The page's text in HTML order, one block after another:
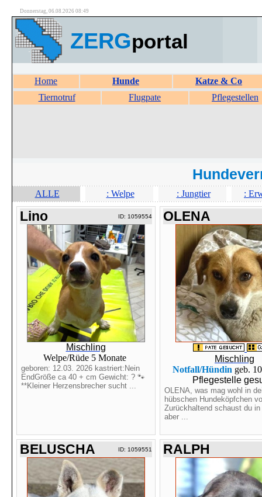
Donnerstag, 06.08.2026 08:49
ZERGportal
Home Hunde
Katze & Co
Tiernotruf
Flugpate Pflegestellen
ALLE : Welpe : Jungtier :
Lino ID: 1059554
Mischling
Welpe/Rüde 5 Monate
geboren: 12.03. 2026 kastriert:Nein
EndGröße ca 40 + cm Gewicht: ? 🐾
**Kleiner Herzensbrecher sucht ...
OLENA
Mischling
Notfall/Hündin geb.
Pflegestelle
OLENA, was mag wohl in
hübschen Hundeköpfchen
Zurückhaltend schaust du
aber ...
BELUSCHA ID: 1059551 RALPH